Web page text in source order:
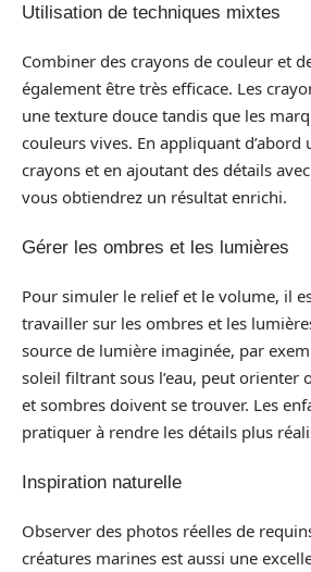
Utilisation de techniques mixtes
Combiner des crayons de couleur et
également être très efficace. Les
une texture douce tandis que les
couleurs vives. En appliquant d’abord
crayons et en ajoutant des détails
vous obtiendrez un résultat enrichi.
Gérer les ombres et les lumières
Pour simuler le relief et le volume, il
travailler sur les ombres et les
source de lumière imaginée, par
soleil filtrant sous l’eau, peut orienter
et sombres doivent se trouver. Les
pratiquer à rendre les détails plus
Inspiration naturelle
Observer des photos réelles de
créatures marines est aussi une